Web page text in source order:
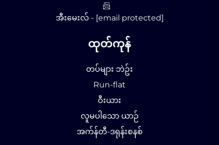
အီးမေးလ် - [email protected]
ထုတ်ကုန်
တပ်များ ဘဲဥ်း
Run-flat
ဝီးယား
လူမပါသော ယာဉ်
အက်န်တီ-ဒရုန်းစနစ်